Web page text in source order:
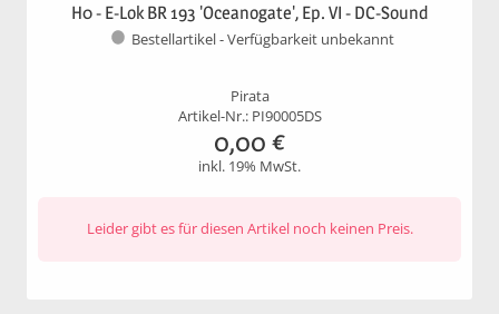
H0 - E-Lok BR 193 'Oceanogate', Ep. VI - DC-Sound
Bestellartikel - Verfügbarkeit unbekannt
Pirata
Artikel-Nr.: PI90005DS
0,00 €
inkl. 19% MwSt.
Leider gibt es für diesen Artikel noch keinen Preis.